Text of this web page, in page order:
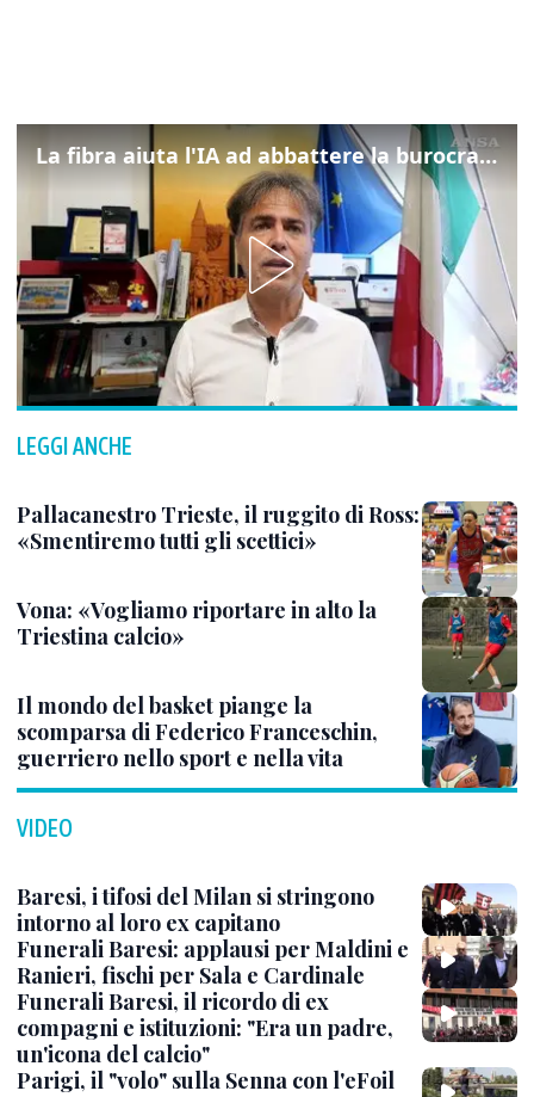
La fibra aiuta l'IA ad abbattere la burocrazia, progetto pilota in Veneto
LEGGI ANCHE
Pallacanestro Trieste, il ruggito di Ross:
«Smentiremo tutti gli scettici»
Vona: «Vogliamo riportare in alto la
Triestina calcio»
Il mondo del basket piange la
scomparsa di Federico Franceschin,
guerriero nello sport e nella vita
VIDEO
Baresi, i tifosi del Milan si stringono
intorno al loro ex capitano
Funerali Baresi: applausi per Maldini e
Ranieri, fischi per Sala e Cardinale
Funerali Baresi, il ricordo di ex
compagni e istituzioni: "Era un padre,
un'icona del calcio"
Parigi, il "volo" sulla Senna con l'eFoil